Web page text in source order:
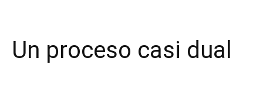
Un proceso casi dual